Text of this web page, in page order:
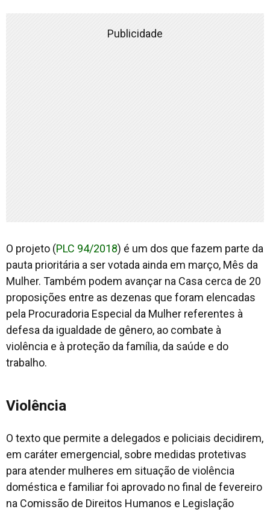
Publicidade
O projeto (PLC 94/2018) é um dos que fazem parte da
pauta prioritária a ser votada ainda em março, Mês da
Mulher. Também podem avançar na Casa cerca de 20
proposições entre as dezenas que foram elencadas
pela Procuradoria Especial da Mulher referentes à
defesa da igualdade de gênero, ao combate à
violência e à proteção da família, da saúde e do
trabalho.
Violência
O texto que permite a delegados e policiais decidirem,
em caráter emergencial, sobre medidas protetivas
para atender mulheres em situação de violência
doméstica e familiar foi aprovado no final de fevereiro
na Comissão de Direitos Humanos e Legislação